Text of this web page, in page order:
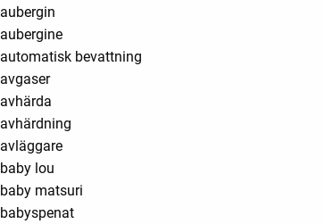
aubergin
aubergine
automatisk bevattning
avgaser
avhärda
avhärdning
avläggare
baby lou
baby matsuri
babyspenat